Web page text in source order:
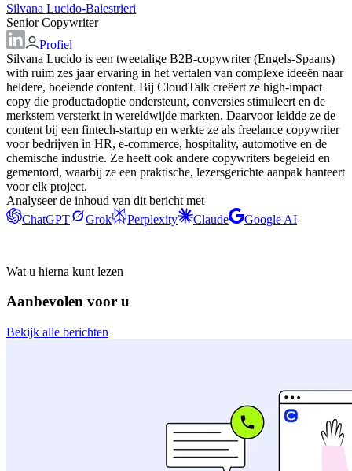
Silvana Lucido-Balestrieri
Senior Copywriter
Profiel
Silvana Lucido is een tweetalige B2B-copywriter (Engels-Spaans)
with ruim zes jaar ervaring in het vertalen van complexe ideeën naar
heldere, boeiende content. Bij CloudTalk creëert ze high-impact
copy die productadoptie ondersteunt, conversies stimuleert en de
merkstem versterkt in wereldwijde markten. Daarvoor leidde ze de
content bij een fintech-startup en werkte ze als freelance copywriter
voor bedrijven in HR, e-commerce, hospitality, automotive en de
chemische industrie. Ze heeft ook andere copywriters begeleid en
gementord, waarbij ze een praktische, lezersgerichte aanpak hanteert
voor elk project.
Analyseer de inhoud van dit bericht met
ChatGPT
Grok Perplexity Claude Google AI
Wat u hierna kunt lezen
Aanbevolen voor u
Bekijk alle berichten